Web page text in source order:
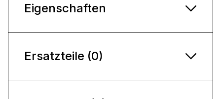
Eigenschaften
Ersatzteile (0)